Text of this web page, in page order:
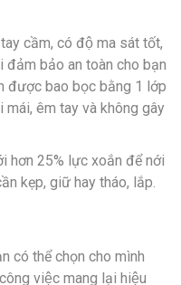
cầm, có độ ma sát tốt,
đảm bảo an toàn cho bạn
được bao bọc bằng 1 lớp
êm tay và không gây
hơn 25% lực xoắn để nới
kẹp, giữ hay tháo, lắp.
có thể chọn cho mình
việc mang lại hiệu